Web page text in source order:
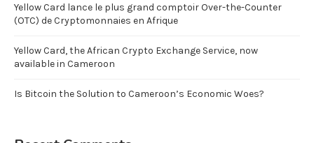
Yellow Card lance le plus grand comptoir Over-the-Counter
(OTC) de Cryptomonnaies en Afrique
Yellow Card, the African Crypto Exchange Service, now
available in Cameroon
Is Bitcoin the Solution to Cameroon’s Economic Woes?